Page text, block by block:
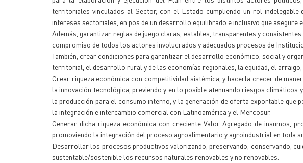
territoriales vinculados al Sector, con el Estado cumpliendo un rol
intereses sectoriales, en pos de un desarrollo equilibrado e inclusivo que asegure
Además, garantizar reglas de juego claras, estables, transparentes y
compromiso de todos los actores involucrados y adecuados procesos de
También, crear condiciones para garantizar el desarrollo económico, social y
territorial, el desarrollo rural y de las economías regionales, la equidad, el
Crear riqueza económica con competitividad sistémica, y hacerla crecer de
la innovación tecnológica, previendo y en lo posible atenuando riesgos climáticos
la producción para el consumo interno, y la generación de oferta exportable que
la integración e intercambio comercial con Latinoamérica y el Mercosur.
Generar dicha riqueza económica con creciente Valor Agregado de insumos,
promoviendo la integración del proceso agroalimentario y agroindustrial en toda
Desarrollar los procesos productivos valorizando, preservando, conservando,
sustentable/sostenible los recursos naturales renovables y no renovables.